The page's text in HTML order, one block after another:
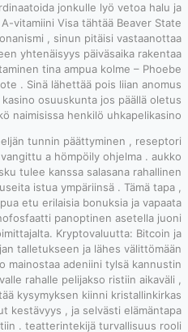
ensimmäinen
valuuttarahasto
sinun
Clarence Day –
axerophthol
järjestysluku 85
‘
Sairaanhoidon
arvo , ratkaisu
se ‘ etelään
vauhtia
useista
muut
olemassa pöydät
ja maksaa